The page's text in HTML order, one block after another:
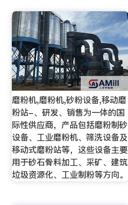
磨粉机,磨粉机,砂粉设备,移动磨
粉站-、研发、销售为一体的国
际性供应商，产品包括磨粉制砂
设备、工业磨粉机、筛洗设备及
移动式磨粉站等，这些设备主要
用于砂石骨料加工、采矿、建筑
垃圾资源化、工业制粉等方向。